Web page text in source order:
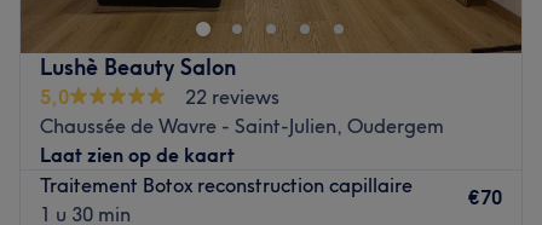
Lushè Beauty Salon
5,0
22 reviews
Chaussée de Wavre - Saint-Julien, Oudergem
Laat zien op de kaart
Traitement Botox reconstruction capillaire
1 u 30 min
€70